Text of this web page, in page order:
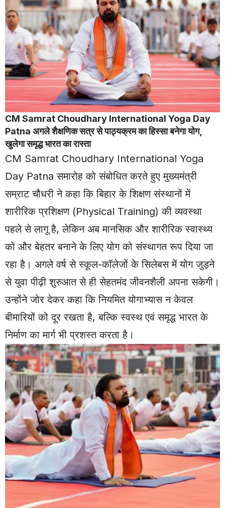
CM Samrat Choudhary International Yoga Day
Patna अगले शैक्षणिक सत्र से पाठ्यक्रम का हिस्सा बनेगा योग,
खुलेगा समृद्ध भारत का रास्ता
CM Samrat Choudhary International Yoga
Day Patna समारोह को संबोधित करते हुए मुख्यमंत्री
सम्राट चौधरी ने कहा कि बिहार के शिक्षण संस्थानों में
शारीरिक प्रशिक्षण (Physical Training) की व्यवस्था
पहले से लागू है, लेकिन अब मानसिक और शारीरिक स्वास्थ्य
को और बेहतर बनाने के लिए योग को संस्थागत रूप दिया जा
रहा है। अगले वर्ष से स्कूल-कॉलेजों के सिलेबस में योग जुड़ने
से युवा पीढ़ी शुरुआत से ही सेहतमंद जीवनशैली अपना सकेगी।
उन्होंने जोर देकर कहा कि नियमित योगाभ्यास न केवल
बीमारियों को दूर रखता है, बल्कि स्वस्थ एवं समृद्ध भारत के
निर्माण का मार्ग भी प्रशस्त करता है।